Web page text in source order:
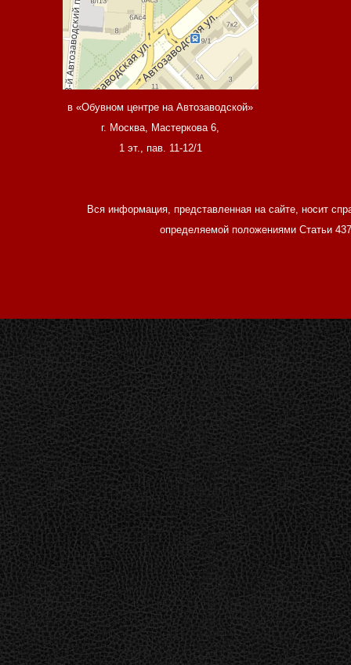
в «Обувном центре на Автозаводской»
г. Москва, Мастеркова 6,
1 эт., пав. 11-12/1
Вся информация, представленная на сайте, носит
определяемой положениями Статьи